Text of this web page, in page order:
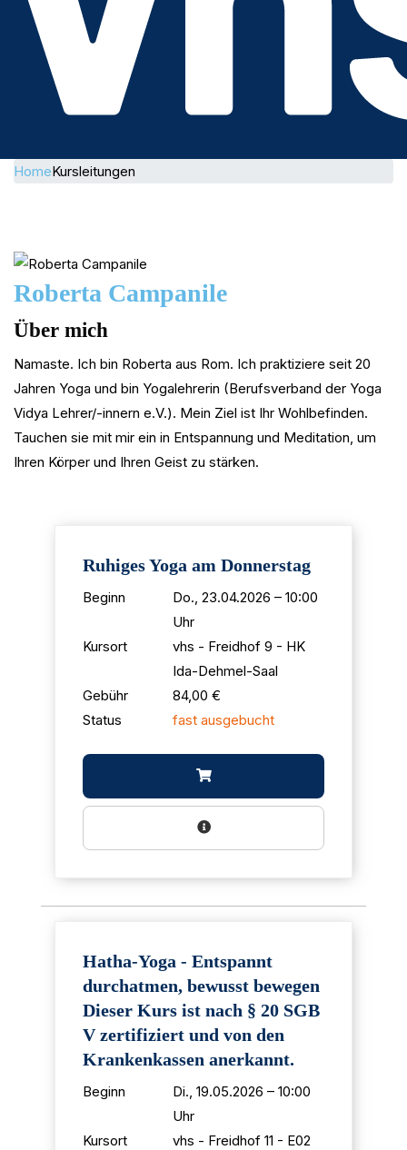
HomeKursleitungen
Roberta Campanile
Über mich
Namaste. Ich bin Roberta aus Rom. Ich praktiziere seit 20
Jahren Yoga und bin Yogalehrerin (Berufsverband der Yoga
Vidya Lehrer/-innern e.V.). Mein Ziel ist Ihr Wohlbefinden.
Tauchen sie mit mir ein in Entspannung und Meditation, um
Ihren Körper und Ihren Geist zu stärken.
Ruhiges Yoga am Donnerstag
Beginn
Do., 23.04.2026 – 10:00
Uhr
Kursort
vhs - Freidhof 9 - HK
Ida-Dehmel-Saal
Gebühr
84,00 €
Status
fast ausgebucht
Hatha-Yoga - Entspannt
durchatmen, bewusst bewegen
Dieser Kurs ist nach § 20 SGB
V zertifiziert und von den
Krankenkassen anerkannt.
Beginn
Di., 19.05.2026 – 10:00
Uhr
Kursort
vhs - Freidhof 11 - E02